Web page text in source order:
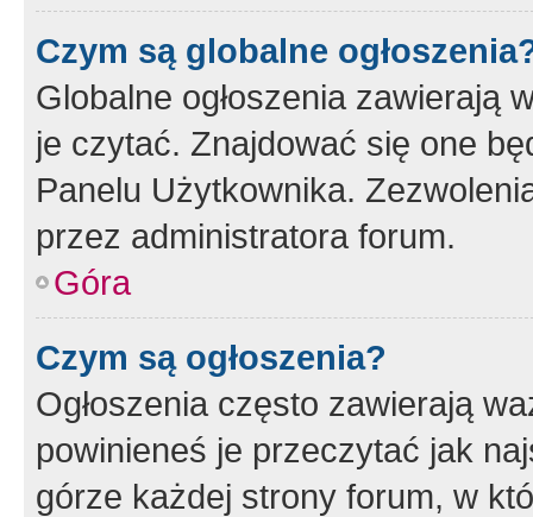
Czym są globalne
Globalne ogłoszenia zawierają
je czytać. Znajdować się one
Panelu Użytkownika.
przez administratora forum.
Góra
Czym są ogłoszenia?
Ogłoszenia często zawierają
powinieneś je przeczytać jak
górze każdej strony forum, w